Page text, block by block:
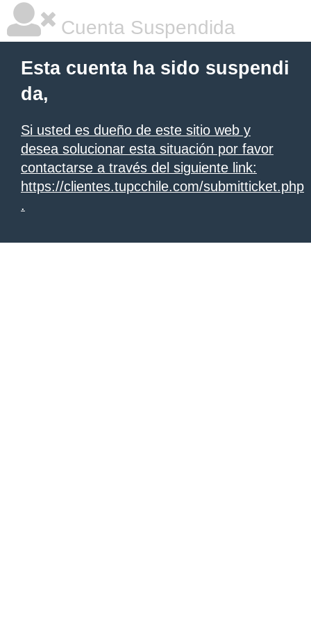
Cuenta Suspendida
Esta cuenta ha sido suspendi
da,
Si usted es dueño de este sitio web y
desea solucionar esta situación por favor
contactarse a través del siguiente link:
https://clientes.tupcchile.com/submitticket.php
.